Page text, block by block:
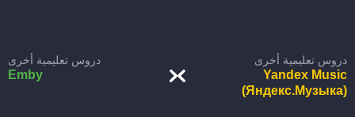
دروس تعليمية أخرى
Yandex Music
(Яндекс.Музыка)
دروس تعليمية أخرى
Emby